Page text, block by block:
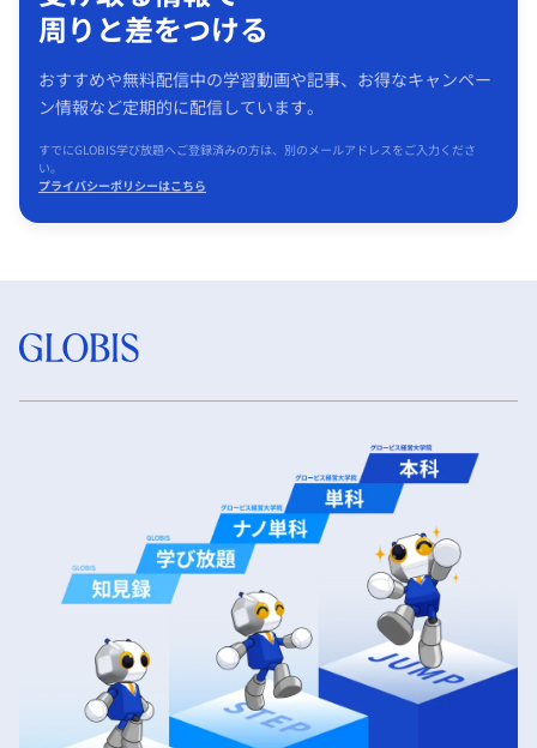
周りと差をつける
おすすめや無料配信中の学習動画や記事、お得なキャンペー
ン情報など定期的に配信しています。
すでにGLOBIS学び放題へご登録済みの方は、別のメールアドレスをご入力くださ
い。
プライバシーポリシーはこちら